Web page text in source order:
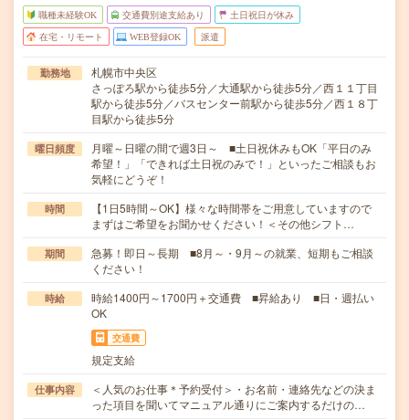
職種未経験OK 交通費別途支給あり 土日祝日が休み
在宅・リモート WEB登録OK 派遣
勤務地
札幌市中央区
さっぽろ駅から徒歩5分／大通駅から徒歩5分／西１１丁目
駅から徒歩5分／バスセンター前駅から徒歩5分／西１８丁
目駅から徒歩5分
曜日頻度
月曜～日曜の間で週3日～ ■土日祝休みもOK「平日のみ
希望！」「できれば土日祝のみで！」といったご相談もお
気軽にどうぞ！
時間
【1日5時間～OK】様々な時間帯をご用意していますので
まずはご希望をお聞かせください！＜その他シフト…
期間
急募！即日～長期 ■8月～・9月～の就業、短期もご相談
ください！
時給
時給1400円～1700円＋交通費 ■昇給あり ■日・週払い
OK
交通費
規定支給
仕事内容
＜人気のお仕事＊予約受付＞・お名前・連絡先などの決ま
った項目を聞いてマニュアル通りにご案内するだけの…